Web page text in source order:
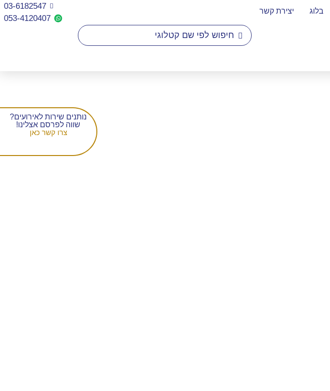
בלוג יצירת קשר
03-6182547
053-4120407​
נותנים שירות לאירועים?
שווה לפרסם אצלינו!
צרו קשר כאן